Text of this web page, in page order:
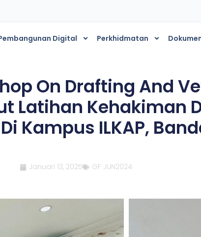
Digital Perkhidmatan
On Drafting And
Latihan Kehakiman
Kampus ILKAP,
Januari 13, 2025 GF JUN2024